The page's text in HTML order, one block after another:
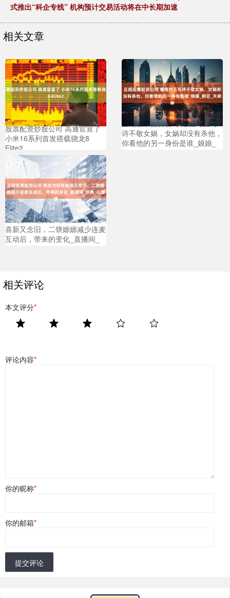
式推出“科企专线” 机构预计交易活动将在中长期加速
相关文章
股票配资炒股公司 高通官宣了
小米16系列首发搭载骁龙8
Elite2
正规股票配资公司 难怪纣王写
诗不敬女娲，女娲却没有杀他，
你看他的另一身份是谁_娘娘_
群臣_天命
正规股票配资公司 粉丝为何既
喜新又念旧，二饼嫄嫄减少连麦
互动后，带来的变化_直播间_
经典_心理
相关评论
本文评分*
评论内容*
你的昵称*
你的邮箱*
提交评论